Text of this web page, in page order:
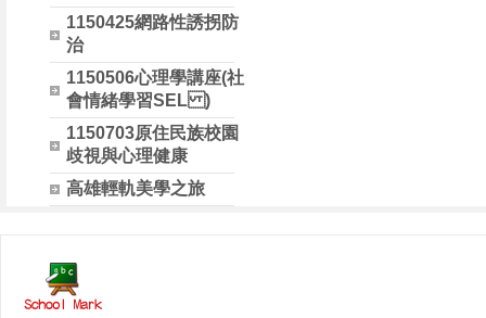
1150425網路性誘拐防
治
1150506心理學講座(社
會情緒學習SEL )
1150703原住民族校園
歧視與心理健康
高雄輕軌美學之旅